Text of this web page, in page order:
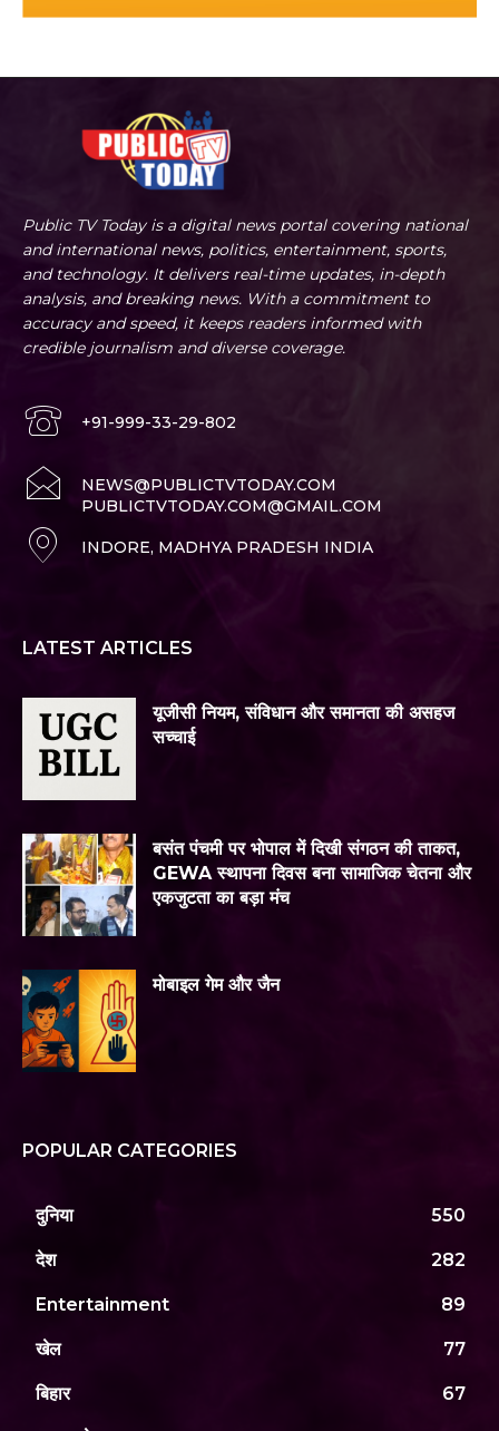
Public TV Today is a digital news portal covering national
and international news, politics, entertainment, sports,
and technology. It delivers real-time updates, in-depth
analysis, and breaking news. With a commitment to
accuracy and speed, it keeps readers informed with
credible journalism and diverse coverage.
+91-999-33-29-802
NEWS@PUBLICTVTODAY.COM
PUBLICTVTODAY.COM@GMAIL.COM
INDORE, MADHYA PRADESH INDIA
LATEST ARTICLES
यूजीसी नियम, संविधान और समानता की असहज
सच्चाई
बसंत पंचमी पर भोपाल में दिखी संगठन की ताकत,
GEWA स्थापना दिवस बना सामाजिक चेतना और
एकजुटता का बड़ा मंच
मोबाइल गेम और जैन
POPULAR CATEGORIES
दुनिया 550
देश 282
Entertainment 89
खेल 77
बिहार 67